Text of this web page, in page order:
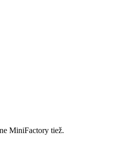
MiniFactory tiež.